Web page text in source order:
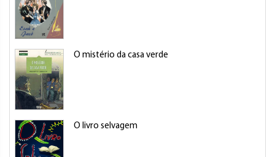
O mistério da casa verde
O livro selvagem